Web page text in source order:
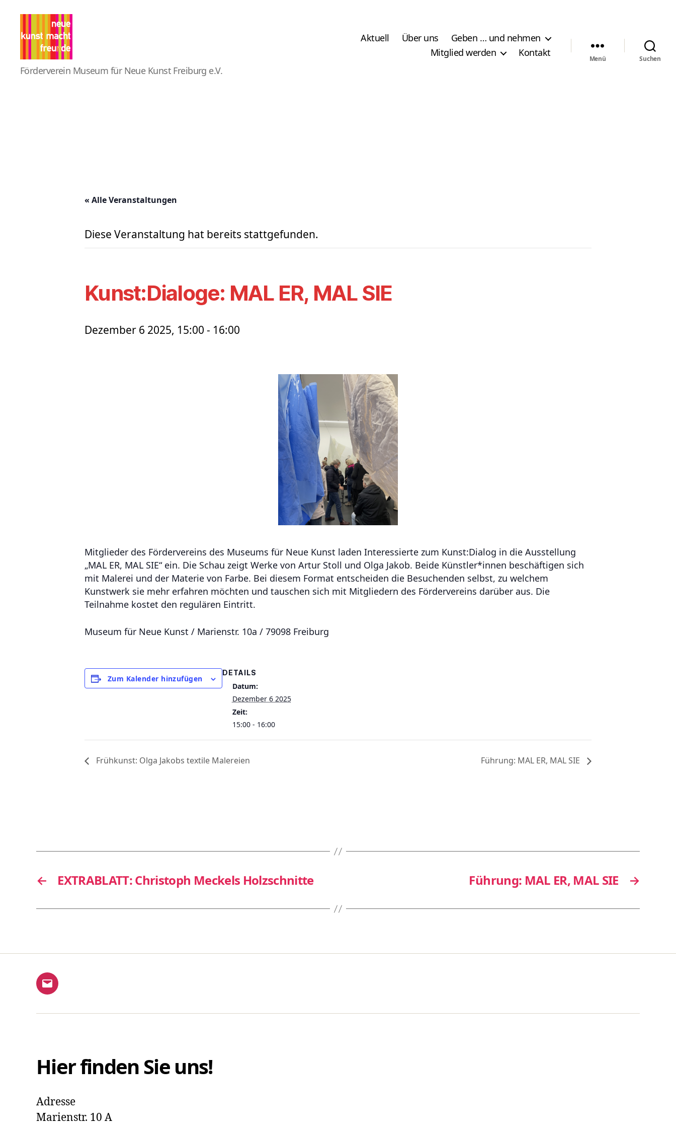
Pro
MNK
Förderverein Museum für Neue Kunst Freiburg e.V.
Aktuell Über uns
Geben … und nehmen
Mitglied werden
Kontakt
Menü Suchen
« Alle Veranstaltungen
Diese Veranstaltung hat bereits stattgefunden.
Kunst:Dialoge: MAL ER, MAL SIE
Dezember 6 2025, 15:00 - 16:00
Mitglieder des Fördervereins des Museums für Neue Kunst laden Interessierte zum Kunst:Dialog in die Ausstellung
„MAL ER, MAL SIE“ ein. Die Schau zeigt Werke von Artur Stoll und Olga Jakob. Beide Künstler*innen beschäftigen sich
mit Malerei und der Materie von Farbe. Bei diesem Format entscheiden die Besuchenden selbst, zu welchem
Kunstwerk sie mehr erfahren möchten und tauschen sich mit Mitgliedern des Fördervereins darüber aus. Die
Teilnahme kostet den regulären Eintritt.
Museum für Neue Kunst / Marienstr. 10a / 79098 Freiburg
Zum Kalender hinzufügen
DETAILS
Datum:
Dezember 6 2025
Zeit:
15:00 - 16:00
Frühkunst: Olga Jakobs textile Malereien Führung: MAL ER, MAL SIE
← EXTRABLATT: Christoph Meckels Holzschnitte →
Führung: MAL ER, MAL SIE
E-
Hier finden Sie uns!
Adresse
Marienstr. 10 A